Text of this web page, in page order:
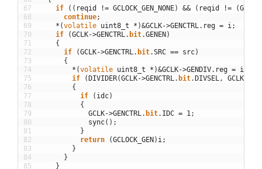
67
68
69
70
71
72
73
74
75
76
77
78
79
80
81
82
83
84
85
if
( ( reqid != GCLOCK_GEN_NONE) && ( reqid != (
continue;
* (volatile uint8_t * )&GCLK->GENCTRL. reg = i;
if
(GCLK->GENCTRL. bit.GENEN )
{
if
(GCLK->GENCTRL. bit.SRC == src)
{
* (volatile uint8_t * )&GCLK->GENDIV. reg = i
if
( DIVIDER(GCLK->GENCTRL. bit. DIVSEL, GCLK
{
if
( idc)
{
GCLK->GENCTRL. bit. IDC = 1;
sync( ) ;
}
return
(GCLOCK_GEN ) i;
}
}
}